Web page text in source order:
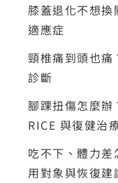
膝蓋退化不想
適應症
頸椎痛到頭也痛
診斷
腳踝扭傷怎麼
RICE 與復健治
吃不下、體力
用對象與恢復建